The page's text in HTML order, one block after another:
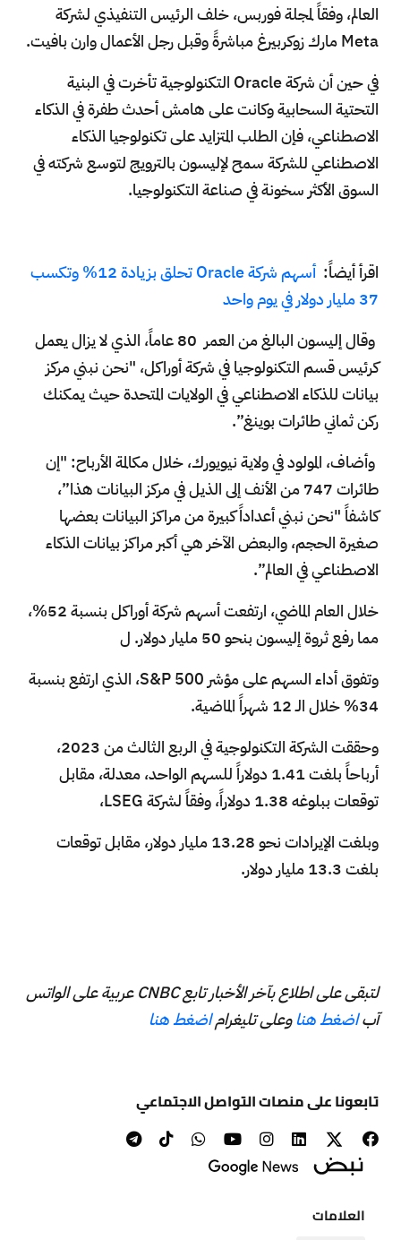
العالم، وفقاً لمجلة فوربس، خلف الرئيس التنفيذي لشركة
Meta مارك زوكربيرغ مباشرةً وقبل رجل الأعمال وارن بافيت.
في حين أن شركة Oracle التكنولوجية تأخرت في البنية
التحتية السحابية وكانت على هامش أحدث طفرة في الذكاء
الاصطناعي، فإن الطلب المتزايد على تكنولوجيا الذكاء
الاصطناعي للشركة سمح لإليسون بالترويج لتوسع شركته في
السوق الأكثر سخونة في صناعة التكنولوجيا.
اقرأ أيضاً:
أسهم شركة Oracle تحلق بزيادة 12% وتكسب
37 مليار دولار في يوم واحد
وقال إليسون البالغ من العمر 80 عاماً، الذي لا يزال يعمل
كرئيس قسم التكنولوجيا في شركة أوراكل، "نحن نبني مركز
بيانات للذكاء الاصطناعي في الولايات المتحدة حيث يمكنك
ركن ثماني طائرات بوينغ”.
وأضاف، المولود في ولاية نيويورك، خلال مكالمة الأرباح: "إن
طائرات 747 من الأنف إلى الذيل في مركز البيانات هذا”،
كاشفاً "نحن نبني أعداداً كبيرة من مراكز البيانات بعضها
صغيرة الحجم، والبعض الآخر هي أكبر مراكز بيانات الذكاء
الاصطناعي في العالم”.
خلال العام الماضي، ارتفعت أسهم شركة أوراكل بنسبة 52%،
مما رفع ثروة إليسون بنحو 50 مليار دولار. ل
وتفوق أداء السهم على مؤشر S&P 500، الذي ارتفع بنسبة
34% خلال الـ 12 شهراً الماضية.
وحققت الشركة التكنولوجية في الربع الثالث من 2023،
أرباحاً بلغت 1.41 دولاراً للسهم الواحد، معدلة، مقابل
توقعات ببلوغه 1.38 دولاراً، وفقاً لشركة LSEG،
وبلغت الإيرادات نحو 13.28 مليار دولار، مقابل توقعات
بلغت 13.3 مليار دولار.
لتبقى على اطلاع بآخر الأخبار تابع CNBC عربية على الواتس
آباضغط هناوعلى تليغراماضغط هنا
تابعونا على منصات التواصل الاجتماعي
العلامات